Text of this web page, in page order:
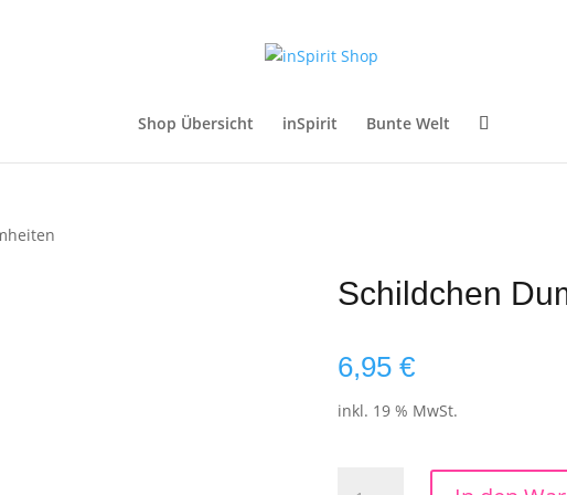
Shop Übersicht inSpirit Bunte Welt
Schildchen
6,95€
inkl. 19 % MwSt.